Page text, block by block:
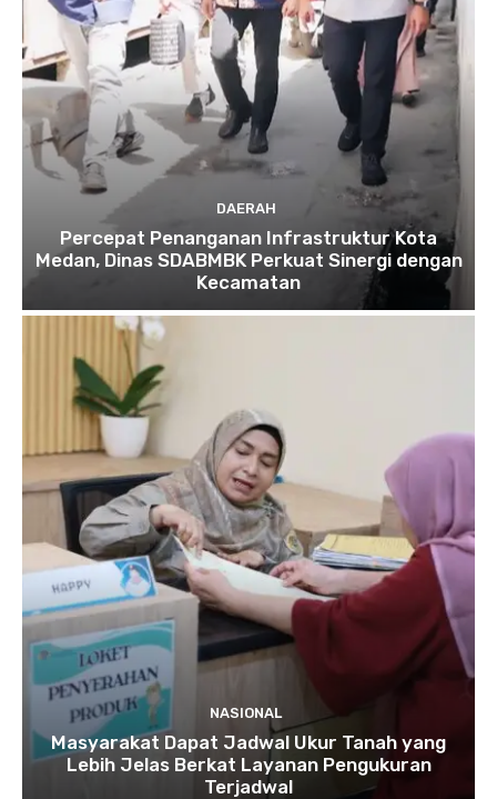
DAERAH
Percepat Penanganan Infrastruktur Kota
Medan, Dinas SDABMBK Perkuat Sinergi dengan
Kecamatan
NASIONAL
Masyarakat Dapat Jadwal Ukur Tanah yang
Lebih Jelas Berkat Layanan Pengukuran
Terjadwal